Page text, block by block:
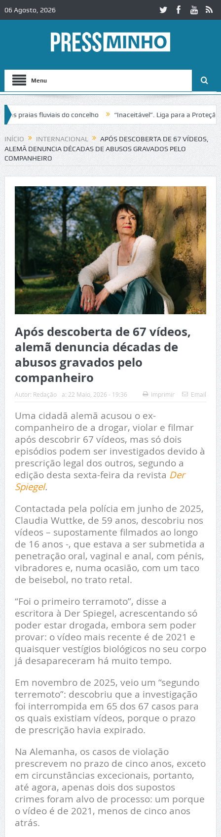
06 Agosto, 2026
Menu
fluviais do concelho “Inaceitável”. Liga para a Proteção da
trânsito no IC2 em Alcobaça Igreja do Castelo de Cerveira
INÍCIO INTERNACIONAL
APÓS DESCOBERTA DE 67 VÍDEOS,
ALEMÃ DENUNCIA DÉCADAS DE ABUSOS GRAVADOS PELO
COMPANHEIRO
Após descoberta de 67 vídeos,
alemã denuncia décadas de
abusos gravados pelo
companheiro
Autor: Redação a: 22 Maio, 2026 - 19:36 Imprimir Email
Uma cidadã alemã acusou o ex-
companheiro de a drogar, violar e filmar
após descobrir 67 vídeos, mas só dois
episódios podem ser investigados devido à
prescrição legal dos outros, segundo a
edição desta sexta-feira da revista Der
Spiegel.
Contactada pela polícia em junho de 2025,
Claudia Wuttke, de 59 anos, descobriu nos
vídeos – supostamente filmados ao longo
de 16 anos -, que estava a ser submetida a
penetração oral, vaginal e anal, com pénis,
vibradores e, numa ocasião, com um taco
de beisebol, no trato retal.
“Foi o primeiro terramoto”, disse a
escritora à Der Spiegel, acrescentando só
poder estar drogada, embora sem poder
provar: o vídeo mais recente é de 2021 e
quaisquer vestígios biológicos no seu corpo
já desapareceram há muito tempo.
Em novembro de 2025, veio um “segundo
terremoto”: descobriu que a investigação
foi interrompida em 65 dos 67 casos para
os quais existiam vídeos, porque o prazo
de prescrição havia expirado.
Na Alemanha, os casos de violação
prescrevem no prazo de cinco anos, exceto
em circunstâncias excecionais, portanto,
até agora, apenas dois dos supostos
crimes foram alvo de processo: um porque
o vídeo é de 2021, menos de cinco anos
atrás.